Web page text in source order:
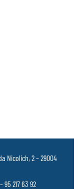
Nicolich, 2 – 29004
217 63 92